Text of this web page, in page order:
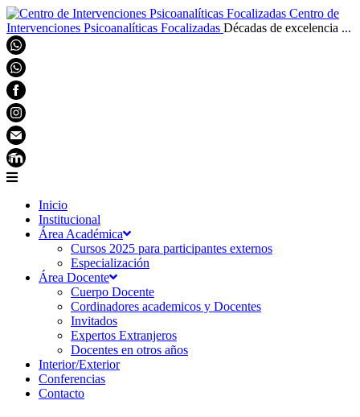
Centro de
Intervenciones Psicoanalíticas Focalizadas Décadas de excelencia ...
Inicio
Institucional
Área Académica
Cursos 2025 para participantes externos
Especialización
Área Docente
Cuerpo Docente
Cordinadores academicos y Docentes
Invitados
Expertos Extranjeros
Docentes en otros años
Interior/Exterior
Conferencias
Contacto